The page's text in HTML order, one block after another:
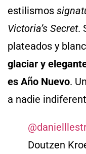
estilismos
Victoria’s Secret.
plateados y
glaciar y
es Año Nuevo.
a nadie
Doutzen